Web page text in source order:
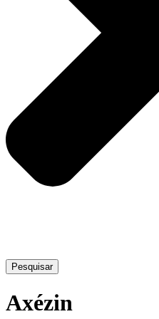
Pesquisar
Axézin